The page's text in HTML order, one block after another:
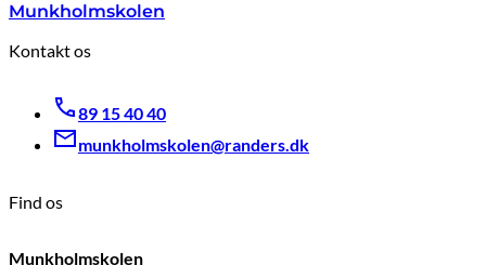
Munkholmskolen
Kontakt os
89 15 40 40
munkholmskolen@randers.dk
Find os
Munkholmskolen